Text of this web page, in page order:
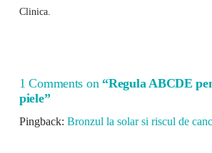
Clinica.
1 Comments on “Regula ABCDE
piele”
Pingback: Bronzul la solar si riscul de